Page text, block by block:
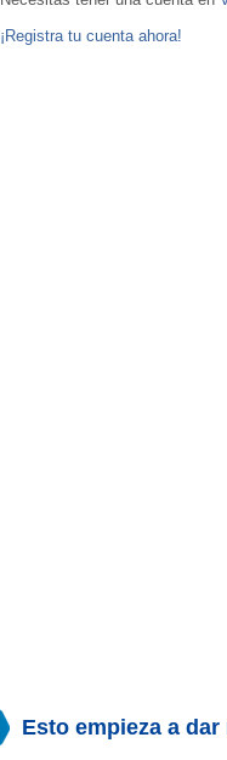
¡Registra tu cuenta ahora!
Esto empieza a